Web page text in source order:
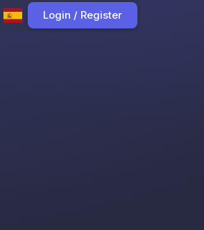
Login / Register